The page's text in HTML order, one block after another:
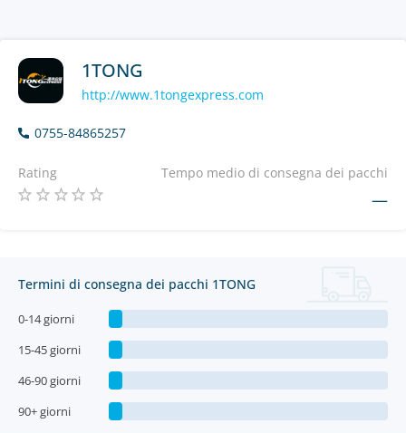
1TONG
http://www.1tongexpress.com
0755-84865257
Rating Tempo medio di consegna dei pacchi
—
Termini di consegna dei pacchi 1TONG
0-14 giorni
15-45 giorni
46-90 giorni
90+ giorni